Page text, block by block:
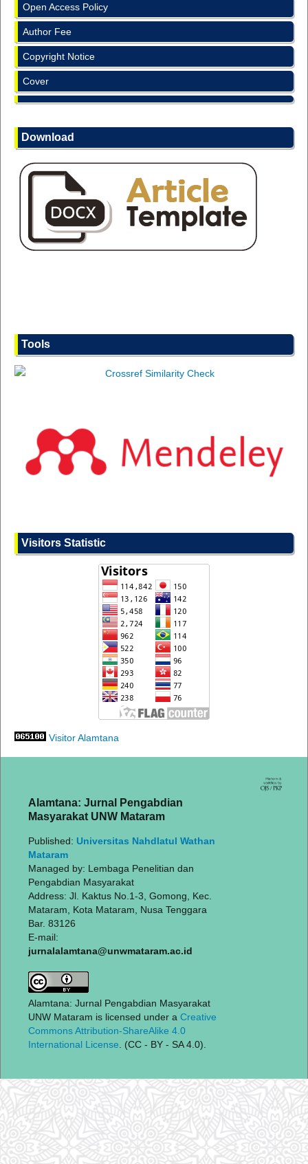
Open Access Policy
Author Fee
Copyright Notice
Cover
Download
Tools
Visitors Statistic
Visitor Alamtana
Alamtana: Jurnal Pengabdian
Masyarakat UNW Mataram
Published: Universitas Nahdlatul Wathan
Mataram
Managed by: Lembaga Penelitian dan
Pengabdian Masyarakat
Address: Jl. Kaktus No.1-3, Gomong, Kec.
Mataram, Kota Mataram, Nusa Tenggara
Bar. 83126
E-mail:
jurnalalamtana@unwmataram.ac.id
Alamtana: Jurnal Pengabdian Masyarakat
UNW Mataram is licensed under a Creative
Commons Attribution-ShareAlike 4.0
International License. (CC - BY - SA 4.0).